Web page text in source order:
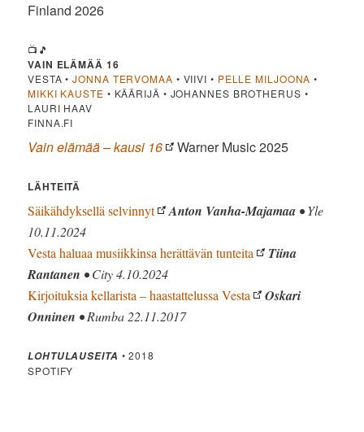
Finland 2026
📺🎵
VAIN ELÄMÄÄ 16
VESTA •JONNA TERVOMAA • VIIVI • PELLE MILJOONA •
MIKKI KAUSTE • KÄÄRIJÄ • JOHANNES BROTHERUS •
LAURI HAAV
FINNA.FI
Vain elämää – kausi 16 Warner Music 2025
LÄHTEITÄ
Säikähdyksellä selvinnyt Anton Vanha-Majamaa • Yle
10.11.2024
Vesta haluaa musiikkinsa herättävän tunteita
Tiina
Rantanen • City 4.10.2024
Kirjoituksia kellarista – haastattelussa Vesta
Oskari
Onninen • Rumba 22.11.2017
LOHTULAUSEITA • 2018
SPOTIFY